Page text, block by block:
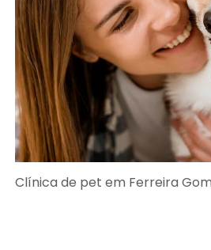
Clínica de pet em Ferreira